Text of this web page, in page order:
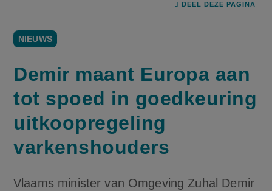
DEEL DEZE PAGINA
NIEUWS
Demir maant Europa aan
tot spoed in goedkeuring
uitkoopregeling
varkenshouders
Vlaams minister van Omgeving Zuhal Demir